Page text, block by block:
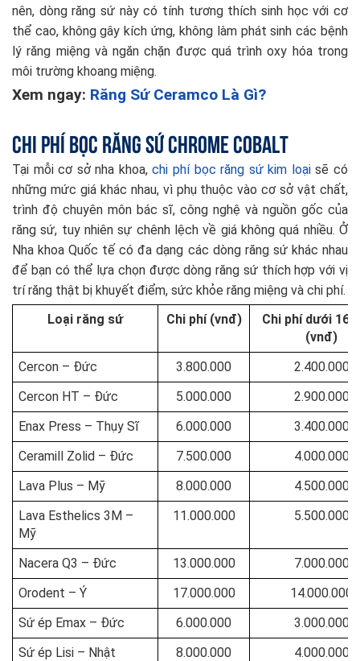
nên, dòng răng sứ này có tính tương thích sinh học với cơ
thể cao, không gây kích ứng, không làm phát sinh các bệnh
lý răng miệng và ngăn chặn được quá trình oxy hóa trong
môi trường khoang miệng.
Xem ngay: Răng Sứ Ceramco Là Gì?
Chi phí bọc răng sứ Chrome Cobalt
Tại mỗi cơ sở nha khoa,chi phí bọc răng sứ kim loạisẽ có
những mức giá khác nhau, vì phụ thuộc vào cơ sở vật chất,
trình độ chuyên môn bác sĩ, công nghệ và nguồn gốc của
răng sứ, tuy nhiên sự chênh lệch về giá không quá nhiều. Ở
Nha khoa Quốc tế có đa dạng các dòng răng sứ khác nhau
để bạn có thể lựa chọn được dòng răng sứ thích hợp với vị
trí răng thật bị khuyết điểm, sức khỏe răng miệng và chi phí.
Loại răng sứ
Chi phí (vnđ)
Chi phí dưới 16
(vnđ)
Cercon – Đức
3.800.000
2.400.000
Cercon HT – Đức
5.000.000
2.900.000
Enax Press – Thụy Sĩ
6.000.000
3.400.000
Ceramill Zolid – Đức
7.500.000
4.000.000
Lava Plus – Mỹ
8.000.000
4.500.000
Lava Esthelics 3M –
Mỹ
11.000.000 5.500.000
Nacera Q3 – Đức 13.000.000
7.000.000
Orodent – Ý
17.000.000
14.000.000
Sứ ép Emax – Đức
6.000.000
3.000.000
Sứ ép Lisi – Nhật
8.000.000 4.000.000